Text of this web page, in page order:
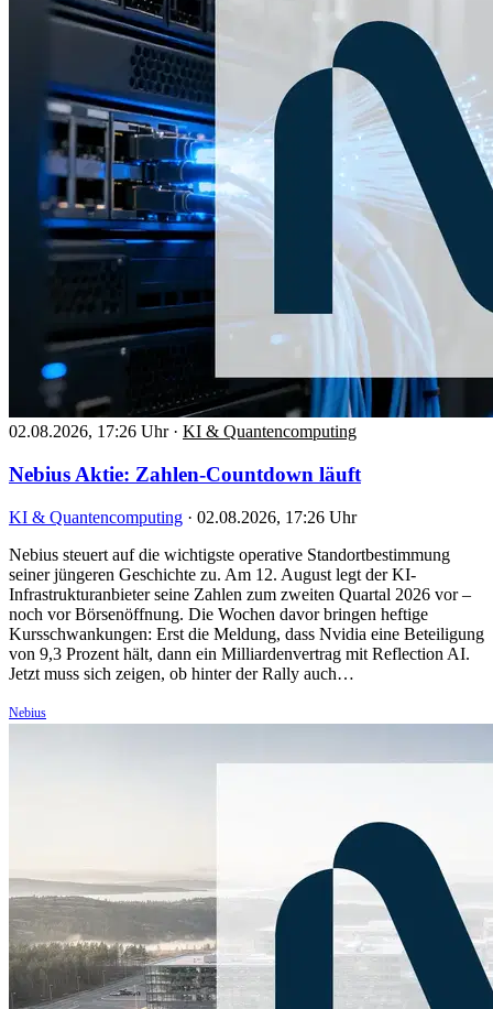
02.08.2026, 17:26 Uhr · KI & Quantencomputing
Nebius Aktie: Zahlen-Countdown läuft
KI & Quantencomputing · 02.08.2026, 17:26 Uhr
Nebius steuert auf die wichtigste operative Standortbestimmung
seiner jüngeren Geschichte zu. Am 12. August legt der KI-
Infrastrukturanbieter seine Zahlen zum zweiten Quartal 2026 vor –
noch vor Börsenöffnung. Die Wochen davor bringen heftige
Kursschwankungen: Erst die Meldung, dass Nvidia eine Beteiligung
von 9,3 Prozent hält, dann ein Milliardenvertrag mit Reflection AI.
Jetzt muss sich zeigen, ob hinter der Rally auch…
Nebius